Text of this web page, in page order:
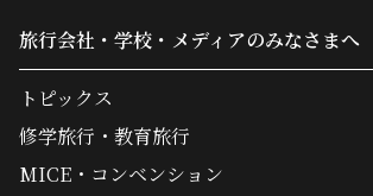
旅行会社・学校・メディアのみなさまへ
トピックス
修学旅行・教育旅行
MICE・コンベンション